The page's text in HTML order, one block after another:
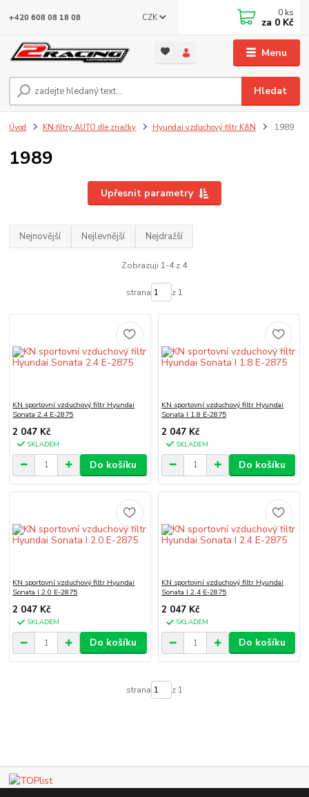
Menu
CZK
Hledat
+420 608 08 18 08 0 ks
za 0 Kč
Úvod KN filtry AUTO dle značky Hyundai vzduchový filtr K&N 1989
1989
Upřesnit parametry
Nejnovější Nejlevnější Nejdražší
Zobrazuji 1-4 z 4
strana z 1
KN sportovní vzduchový filtr Hyundai
Sonata 2.4 E-2875
2 047 Kč
SKLADEM
Do košíku
KN sportovní vzduchový filtr Hyundai
Sonata I 1.8 E-2875
2 047 Kč
SKLADEM
Do košíku
KN sportovní vzduchový filtr Hyundai
Sonata I 2.0 E-2875
2 047 Kč
SKLADEM
Do košíku
KN sportovní vzduchový filtr Hyundai
Sonata I 2.4 E-2875
2 047 Kč
SKLADEM
Do košíku
strana z 1